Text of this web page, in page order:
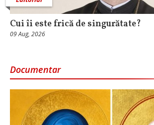
Cui îi este frică de singurătate?
09 Aug, 2026
Documentar